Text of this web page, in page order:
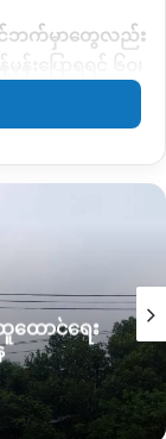
င်ဘက်မှာတွေလည်း
နေထွက်ပြေးတဲ့
တယ် ၂ ဖာလုံ
ျင်တွေနဲ့ စခန်းနဲ့
မှုနဲ့ ဒဏ်ရာနဲ့
ာင်းတွေထပ်တွေ့ခဲ့
ပါတယ်။
းအထိုင်တပ်ထဲကစစ်
ထောင်ရေး